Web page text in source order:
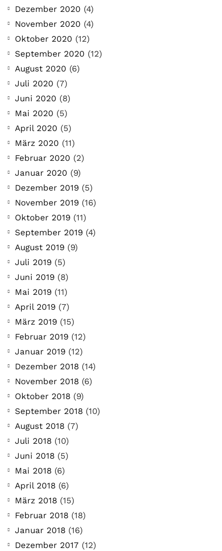
Dezember 2020 (4)
November 2020 (4)
Oktober 2020 (12)
September 2020 (12)
August 2020 (6)
Juli 2020 (7)
Juni 2020 (8)
Mai 2020 (5)
April 2020 (5)
März 2020 (11)
Februar 2020 (2)
Januar 2020 (9)
Dezember 2019 (5)
November 2019 (16)
Oktober 2019 (11)
September 2019 (4)
August 2019 (9)
Juli 2019 (5)
Juni 2019 (8)
Mai 2019 (11)
April 2019 (7)
März 2019 (15)
Februar 2019 (12)
Januar 2019 (12)
Dezember 2018 (14)
November 2018 (6)
Oktober 2018 (9)
September 2018 (10)
August 2018 (7)
Juli 2018 (10)
Juni 2018 (5)
Mai 2018 (6)
April 2018 (6)
März 2018 (15)
Februar 2018 (18)
Januar 2018 (16)
Dezember 2017 (12)
COMMUNITY
Der Leserbrief der
Woche #2